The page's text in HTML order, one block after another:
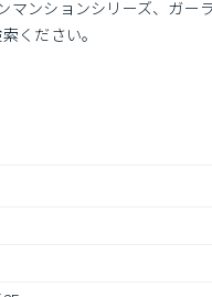
ンションシリーズ、ガ
ください。